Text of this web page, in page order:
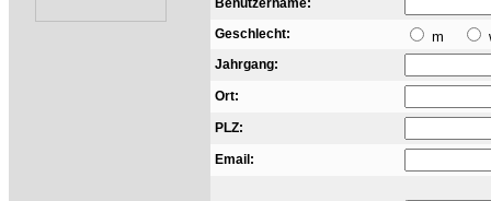
Benutzername:
Geschlecht:
m
Jahrgang:
Ort:
PLZ:
Email: